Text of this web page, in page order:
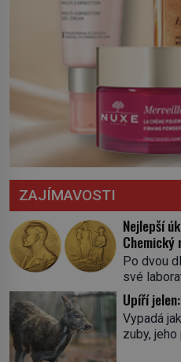
ZAJÍMAVOSTI
Nejlepší
Po dvou
své
aby pak
tekutinu,
se mu
Upíří
Vypadá
zuby,